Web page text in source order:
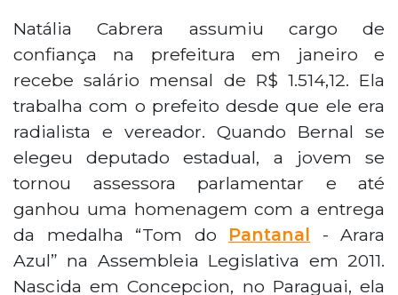
Natália Cabrera assumiu cargo de
confiança na prefeitura em janeiro e
recebe salário mensal de R$ 1.514,12. Ela
trabalha com o prefeito desde que ele era
radialista e vereador. Quando Bernal se
elegeu deputado estadual, a jovem se
tornou assessora parlamentar e até
ganhou uma homenagem com a entrega
da medalha “Tom do Pantanal - Arara
Azul” na Assembleia Legislativa em 2011.
Nascida em Concepcion, no Paraguai, ela